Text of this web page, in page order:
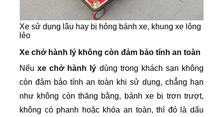
Xe sử dụng lâu hay bị hỏng bánh xe, khung xe lỏng
lẻo
Xe chở hành lý không còn đảm bảo tính an toàn
Nếuxe chở hành lý dùng trong khách sạn không
còn đảm bảo tính an toàn khi sử dụng, chẳng hạn
như không còn thăng bằng, bánh xe bị trơn trượt,
không có phanh hoặc khóa an toàn, thì đó là dấu